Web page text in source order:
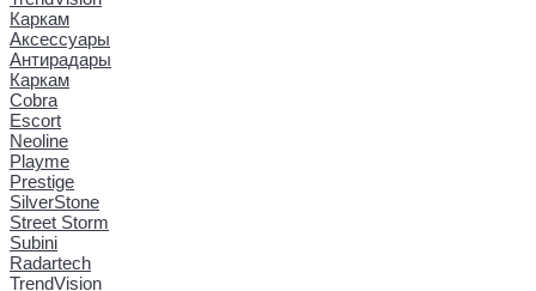
Каркам
Аксессуары
Антирадары
Каркам
Cobra
Escort
Neoline
Playme
Prestige
SilverStone
Street Storm
Subini
Radartech
TrendVision